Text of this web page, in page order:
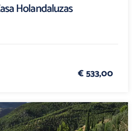
Holandaluzas
€ 533,00